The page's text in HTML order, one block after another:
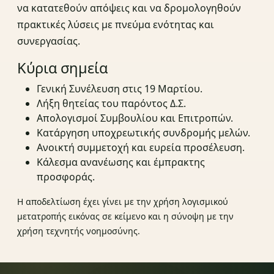
να κατατεθούν απόψεις και να δρομολογηθούν
πρακτικές λύσεις με πνεύμα ενότητας και
συνεργασίας.
Κύρια σημεία
Γενική Συνέλευση στις 19 Μαρτίου.
Λήξη θητείας του παρόντος Δ.Σ.
Απολογισμοί Συμβουλίου και Επιτροπών.
Κατάργηση υποχρεωτικής συνδρομής μελών.
Ανοικτή συμμετοχή και ευρεία προσέλευση.
Κάλεσμα ανανέωσης και έμπρακτης
προσφοράς.
Η αποδελτίωση έχει γίνει με την χρήση λογισμικού
μετατροπής εικόνας σε κείμενο και η σύνοψη με την
χρήση τεχνητής νοημοσύνης.